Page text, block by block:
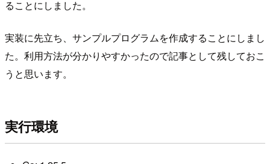
ることにしました。
実装に先立ち、サンプルプログラムを作成することにしまし
た。利用方法が分かりやすかったので記事として残しておこ
うと思います。
実行環境